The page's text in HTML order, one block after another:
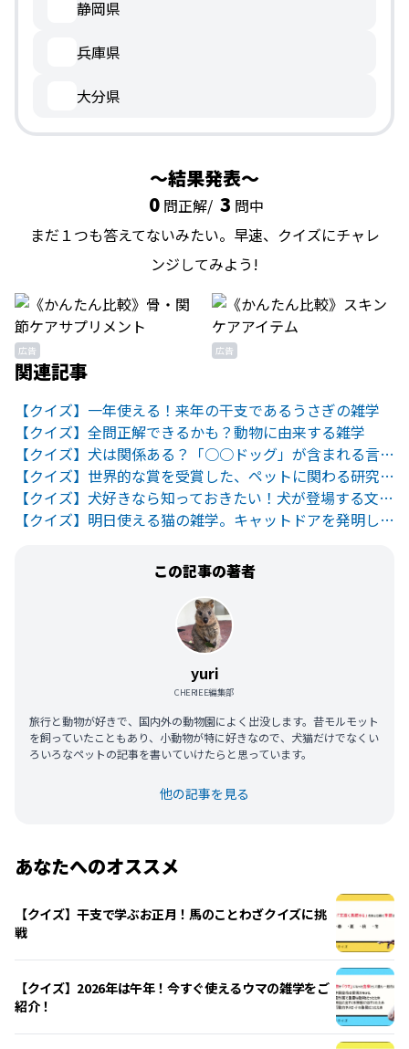
静岡県
兵庫県
大分県
結果発表
0 問正解/ 3 問中
まだ１つも答えてないみたい。早速、クイズにチャレ
ンジしてみよう!
広告 広告
関連記事
【クイズ】一年使える！来年の干支であるうさぎの雑学
【クイズ】全問正解できるかも？動物に由来する雑学
【クイズ】犬は関係ある？「○○ドッグ」が含まれる言葉の雑学
【クイズ】世界的な賞を受賞した、ペットに関わる研究の雑学
【クイズ】犬好きなら知っておきたい！犬が登場する文学作品
【クイズ】明日使える猫の雑学。キャットドアを発明した有名人って？
この記事の著者
yuri
CHERIEE編集部
旅行と動物が好きで、国内外の動物園によく出没します。昔モルモット
を飼っていたこともあり、小動物が特に好きなので、犬猫だけでなくい
ろいろなペットの記事を書いていけたらと思っています。
他の記事を見る
あなたへのオススメ
【クイズ】干支で学ぶお正月！馬のことわざクイズに挑
戦
【クイズ】2026年は午年！今すぐ使えるウマの雑学をご
紹介！